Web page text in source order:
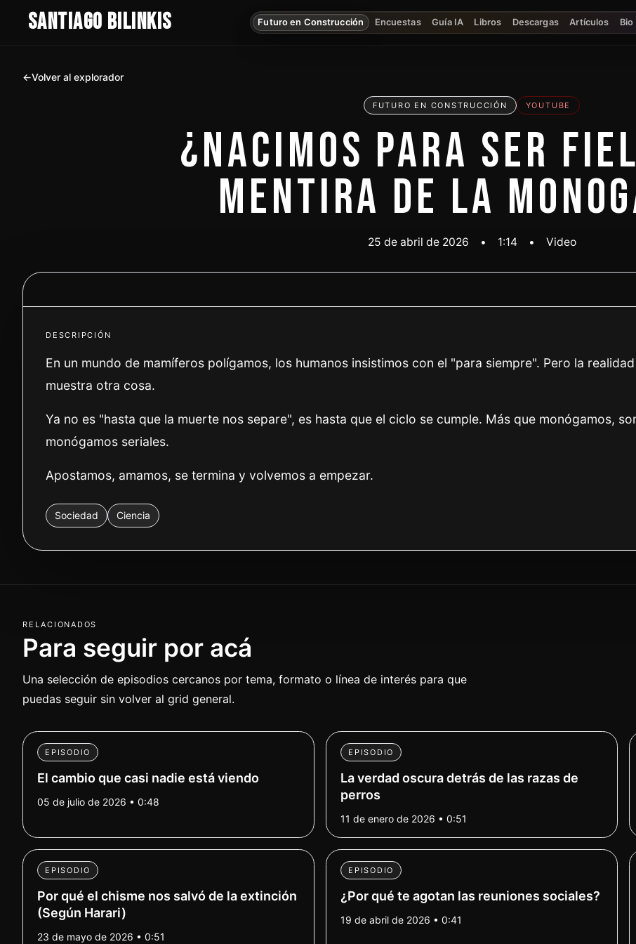
SANTIAGO BILINKIS Futuro en Construcción Encuestas Guía IA Libros Descargas Artículos Bio
←Volver al explorador
FUTURO EN CONSTRUCCIÓN YOUTUBE
¿NACIMOS PARA SER
MENTIRA DE LA
25 de abril de 2026 • 1:14 • Video
DESCRIPCIÓN
En un mundo de mamíferos polígamos, los humanos insistimos con el "para siempre". Pero la
muestra otra cosa.
Ya no es "hasta que la muerte nos separe", es hasta que el ciclo se cumple. Más que monógamos,
monógamos seriales.
Apostamos, amamos, se termina y volvemos a empezar.
Sociedad Ciencia
RELACIONADOS
Para seguir por acá
Una selección de episodios cercanos por tema, formato o línea de interés para que
puedas seguir sin volver al grid general.
EPISODIO
El cambio que casi nadie está viendo
05 de julio de 2026 • 0:48
EPISODIO
La verdad oscura detrás de las razas de
perros
11 de enero de 2026 • 0:51
EPISODIO
Por qué el chisme nos salvó de la extinción
(Según Harari)
23 de mayo de 2026 • 0:51
EPISODIO
¿Por qué te agotan las reuniones sociales?
19 de abril de 2026 • 0:41